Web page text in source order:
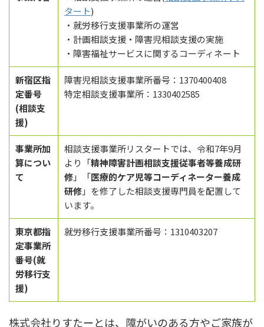
タート)
・就労移行支援事業所の運営
・計画相談支援・障害児相談支援の実施
・障害福祉サービスに関するコーディネート
新宿区指
定番号
(相談支
援)
障害児相談支援事業所番号：1370400408
特定相談支援事業所：1330402585
事業所加
算につい
て
相談支援事業所リスタートでは、令和7年9月
より「精神障害計画相談支援従事者等養成研
修」「医療的ケア児等コーディネーター養成
研修」を修了した相談支援専門員を配置して
います。
東京都指
定事業所
番号(就
労移行支
援)
就労移行支援事業所番号：1310403207
株式会社りすたーとは、障がいのある方やご家族が